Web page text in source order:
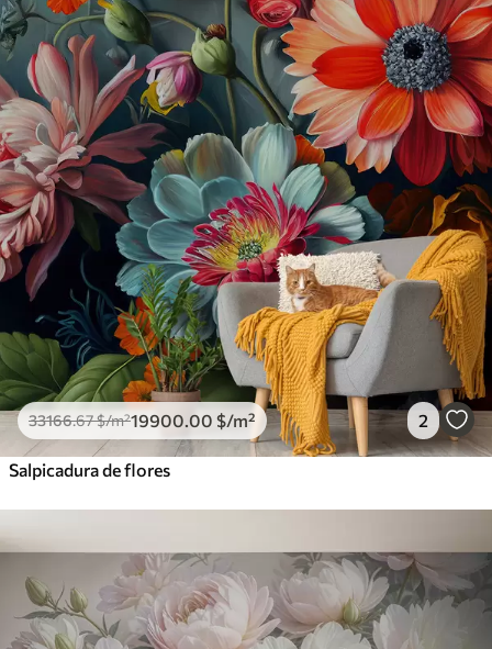
33166.67$/m²19900 .00 $/m² 2
Salpicadura de flores